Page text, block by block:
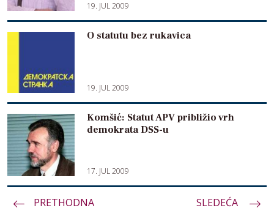
19. JUL 2009
O statutu bez rukavica
19. JUL 2009
Komšić: Statut APV približio vrh
demokrata DSS-u
17. JUL 2009
Paginacija
PRETHODNA SLEDEĆA